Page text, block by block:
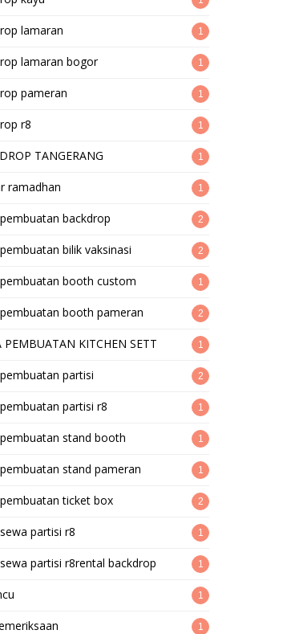
lamaran 1
lamaran bogor 1
pameran 1
r8 1
TANGERANG 1
ramadhan 1
backdrop 2
bilik vaksinasi 2
booth custom 1
booth pameran 2
PEMBUATAN KITCHEN SETT 1
partisi 2
partisi r8 1
stand booth 1
stand pameran 1
ticket box 2
partisi r8 1
partisi r8rental backdrop 1
1
1